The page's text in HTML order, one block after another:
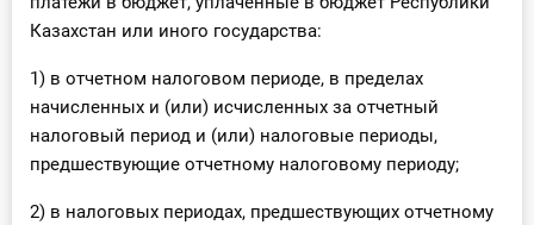
Казахстан или иного государства:
1) в отчетном налоговом периоде, в пределах
начисленных и (или) исчисленных за отчетный
налоговый период и (или) налоговые периоды,
предшествующие отчетному налоговому периоду;
2) в налоговых периодах, предшествующих отчетному